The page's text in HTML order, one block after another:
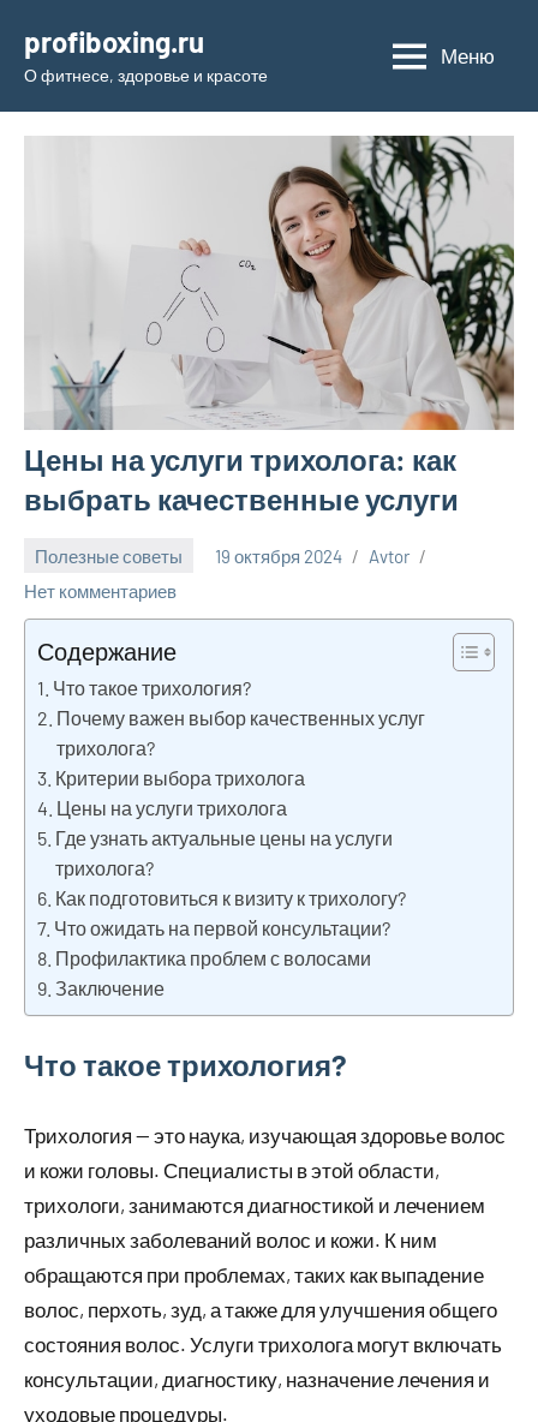
содержимому
profiboxing.ru
О фитнесе, здоровье и красоте
Меню
Цены на услуги трихолога: как
выбрать качественные услуги
Полезные советы 19 октября 2024
Avtor
Нет комментариев
Содержание
Что такое трихология?
Почему важен выбор качественных услуг
трихолога?
Критерии выбора трихолога
Цены на услуги трихолога
Где узнать актуальные цены на услуги
трихолога?
Как подготовиться к визиту к трихологу?
Что ожидать на первой консультации?
Профилактика проблем с волосами
Заключение
Что такое трихология?
Трихология — это наука, изучающая здоровье волос
и кожи головы. Специалисты в этой области,
трихологи, занимаются диагностикой и лечением
различных заболеваний волос и кожи. К ним
обращаются при проблемах, таких как выпадение
волос, перхоть, зуд, а также для улучшения общего
состояния волос. Услуги трихолога могут включать
консультации, диагностику, назначение лечения и
уходовые процедуры.